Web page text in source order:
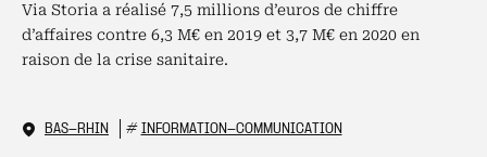
Via Storia a réalisé 7,5 millions d’euros de chiffre
d’affaires contre 6,3 M€ en 2019 et 3,7 M€ en 2020 en
raison de la crise sanitaire.
BAS-RHIN # INFORMATION-COMMUNICATION